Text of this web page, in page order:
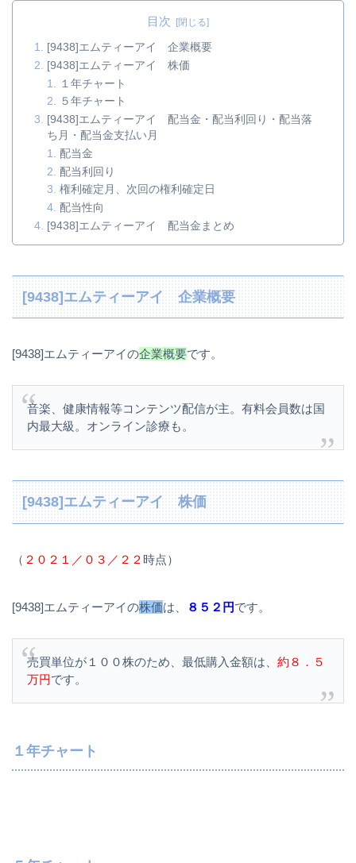
目次
[9438]エムティーアイ 企業概要
[9438]エムティーアイ 株価
１年チャート
５年チャート
[9438]エムティーアイ 配当金・配当利回り・配当落
ち月・配当金支払い月
配当金
配当利回り
権利確定月、次回の権利確定日
配当性向
[9438]エムティーアイ 配当金まとめ
[9438]エムティーアイ 企業概要
[9438]エムティーアイの企業概要です。
音楽、健康情報等コンテンツ配信が主。有料会員数は国
内最大級。オンライン診療も。
[9438]エムティーアイ 株価
（ ２０２１／０３／２２時点）
[9438]エムティーアイの株価は、 ８５２円です。
売買単位が１００株のため、最低購入金額は、 約８．５
万円です。
１年チャート